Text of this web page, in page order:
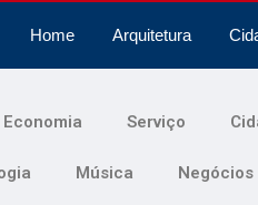
Home Arquitetura
Economia Serviço
Música Negócios